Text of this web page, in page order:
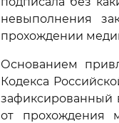
невыполнения
прохождении
Основанием
Кодекса
зафиксированный
от прохождения